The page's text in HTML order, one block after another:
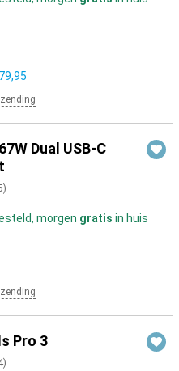
Dual USB-C
)
morgen gratis in huis
Pro 3
)